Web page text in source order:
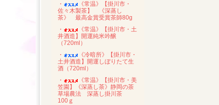
・
《常温》【掛川市・
佐々木製茶】 《深蒸し
茶》 最高金賞受賞茶師80g
・
《常温》【掛川市・土
井酒造】開運純米吟醸
（720ml）
・
《冷暗所》【掛川市・
土井酒造】開運しぼりたて生
酒（720ml）
・
《常温》【掛川市・美
笠園】《深蒸し茶》静岡の茶
草場農法 深蒸し掛川茶
100ｇ